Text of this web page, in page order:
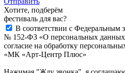
Хотите, подберём
фестиваль для вас?
В соответствии с Федеральным
№ 152-ФЗ «О персональных
согласие на обработку
«МК «Арт-Центр Плюс»